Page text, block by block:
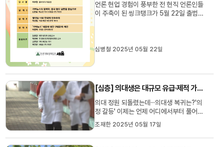
언론 현업 경험이 풍부한 전 현직 언론인들
이 주축이 된 씽크탱크가 5월 22일 출범합
나를 갖고 공식 활동에 나섭니다.언론개혁
심병철 2025년 05월 22일
[심층] 의대생은 대규모 유급·제적 가시화, 전공의는 복귀는 요원···K 의료, 어디로 가나?
의대 정원 되돌렸는데···의대생 복귀는?'의
정 갈등' 이제는 언제 어디에서부터 풀어야
할지 누구도 총체적 난국이 돼 버렸습니다.
정부가 2026학년도 의대 정원을 3,058
명으로 되돌리기로 했습니다. 전제 조건은
조재한 2025년 05월 17일